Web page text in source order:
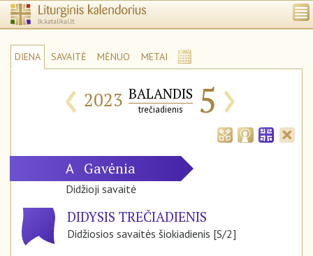
DIENA SAVAITĖ MĖNUO METAI
‹ 2023 BALANDIS
trečiadienis 5 ›
A Gavėnia
Didžioji savaitė
DIDYSIS TREČIADIENIS
Didžiosios savaitės šiokiadienis [S/2]